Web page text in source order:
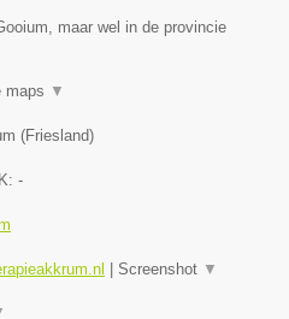
maar wel in de provincie
maps ▼
(Friesland)
-
Screenshot ▼